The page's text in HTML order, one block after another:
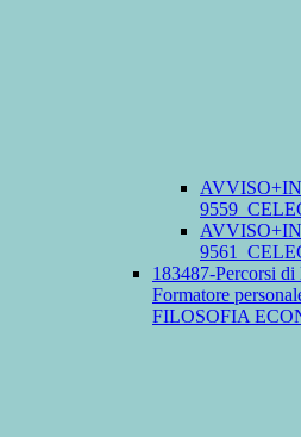
183487-Percorsi
Formatore
FILOSOFIA